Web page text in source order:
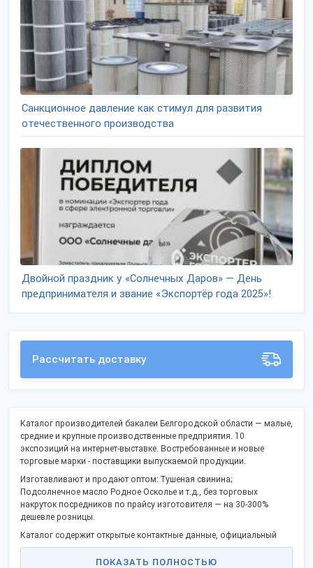
Санкционное давление как стимул для развития
отечественного производства
Двойной праздник у «Солнечных Даров» — День
предпринимателя и звание «Экспортёр года 2025»!
Рассчитать доставку
Каталог производителей бакалеи Белгородской области — малые,
средние и крупные производственные предприятия. 10
экспозиций на интернет-выставке. Востребованные и новые
торговые марки - поставщики выпускаемой продукции.
Изготавливают и продают оптом: Тушеная свинина;
Подсолнечное масло Родное Осколье и т.д., без торговых
накруток посредников по прайсу изготовителя — на 30-300%
дешевле розницы.
Каталог содержит открытые контактные данные, официальный
сайт и дает возможность сделать заказ напрямую, стать
представителем в Вашем городе.ПОКАЗАТЬ ПОЛНОСТЬЮ